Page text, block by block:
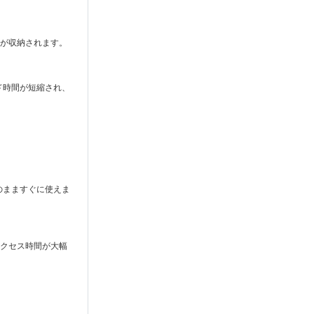
収納されます。
間が短縮され、
ますぐに使えま
セス時間が大幅